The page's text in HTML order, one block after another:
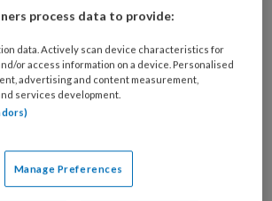
© SilviaJansen / Getty Images / iStock
process data to provide:
data. Actively scan device characteristics for
or access information on a device. Personalised
advertising and content measurement,
services development.
Manage Preferences